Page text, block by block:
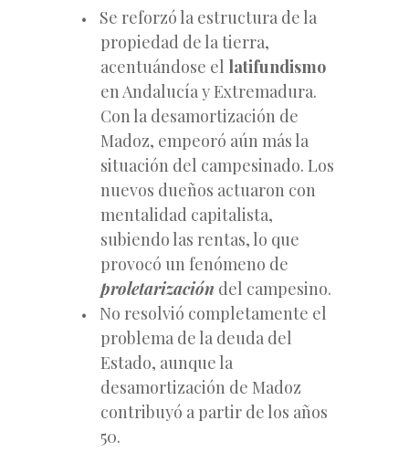
Se reforzó la estructura de la
propiedad de la tierra,
acentuándose el latifundismo
en Andalucía y Extremadura.
Con la desamortización de
Madoz, empeoró aún más la
situación del campesinado. Los
nuevos dueños actuaron con
mentalidad capitalista,
subiendo las rentas, lo que
provocó un fenómeno de
proletarización del campesino.
No resolvió completamente el
problema de la deuda del
Estado, aunque la
desamortización de Madoz
contribuyó a partir de los años
50.